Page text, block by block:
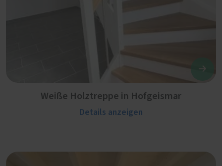
Weiße Holztreppe in Hofgeismar
Details anzeigen